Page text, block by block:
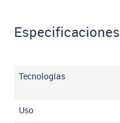
Especificaciones
Tecnologías
Uso